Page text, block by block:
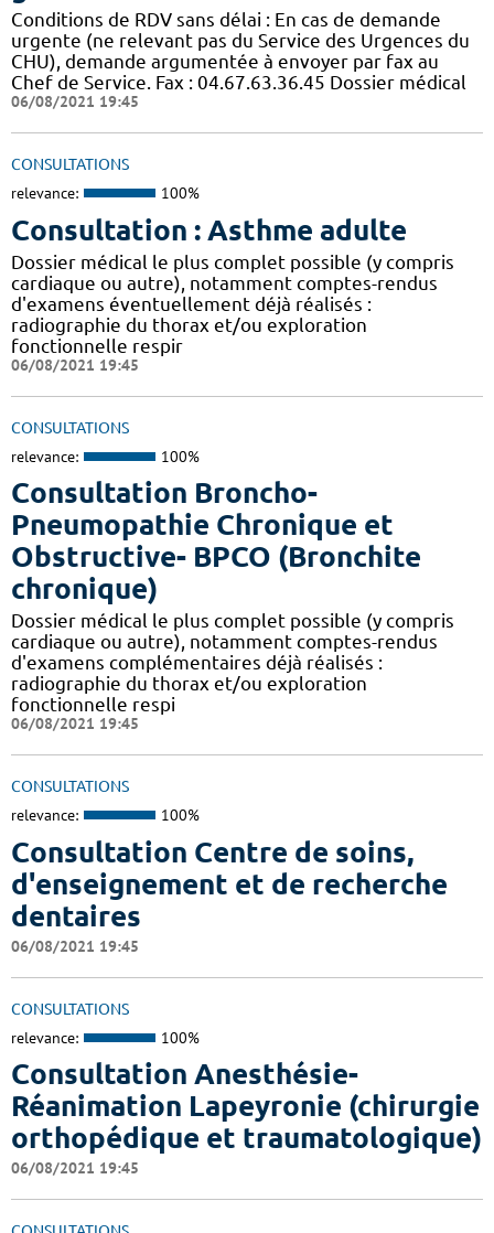
Conditions de RDV sans délai : En cas de demande
urgente (ne relevant pas du Service des Urgences du
CHU), demande argumentée à envoyer par fax au
Chef de Service. Fax : 04.67.63.36.45 Dossier médical
06/08/2021 19:45
CONSULTATIONS
relevance: 100%
Consultation : Asthme adulte
Dossier médical le plus complet possible (y compris
cardiaque ou autre), notamment comptes-rendus
d'examens éventuellement déjà réalisés :
radiographie du thorax et/ou exploration
fonctionnelle respir
06/08/2021 19:45
CONSULTATIONS
relevance: 100%
Consultation Broncho-
Pneumopathie Chronique et
Obstructive- BPCO (Bronchite
chronique)
Dossier médical le plus complet possible (y compris
cardiaque ou autre), notamment comptes-rendus
d'examens complémentaires déjà réalisés :
radiographie du thorax et/ou exploration
fonctionnelle respi
06/08/2021 19:45
CONSULTATIONS
relevance: 100%
Consultation Centre de soins,
d'enseignement et de recherche
dentaires
06/08/2021 19:45
CONSULTATIONS
relevance: 100%
Consultation Anesthésie-
Réanimation Lapeyronie (chirurgie
orthopédique et traumatologique)
06/08/2021 19:45